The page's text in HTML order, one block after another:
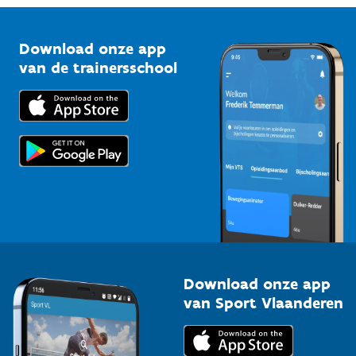
Bedrijven
Trainers en begeleiders
Topsporters
Vlaamse Trainersschool
Kennisplatform
Downloads
Voor de pers
Download onze app
van de trainersschool
Download onze app
van Sport Vlaanderen